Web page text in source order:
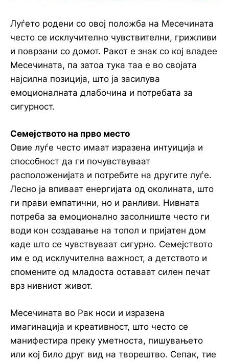
Луѓето родени со овој положба на Месечината
често се исклучително чувствителни, грижливи
и поврзани со домот. Ракот е знак со кој владее
Месечината, па затоа тука таа е во својата
најсилна позиција, што ја засилува
емоционалната длабочина и потребата за
сигурност.
Семејството на прво место
Овие луѓе често имаат изразена интуиција и
способност да ги почувствуваат
расположенијата и потребите на другите луѓе.
Лесно ја впиваат енергијата од околината, што
ги прави емпатични, но и ранливи. Нивната
потреба за емоционално засолниште често ги
води кон создавање на топол и пријатен дом
каде што се чувствуваат сигурно. Семејството
им е од исклучителна важност, а детството и
спомените од младоста оставаат силен печат
врз нивниот живот.
Месечината во Рак носи и изразена
имагинација и креативност, што често се
манифестира преку уметноста, пишувањето
или кој било друг вид на творештво. Сепак, тие